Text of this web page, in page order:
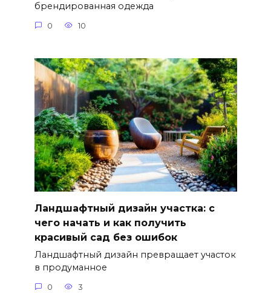
брендированная одежда
0 10
Ландшафтный дизайн участка: с
чего начать и как получить
красивый сад без ошибок
Ландшафтный дизайн превращает участок
в продуманное
0 3